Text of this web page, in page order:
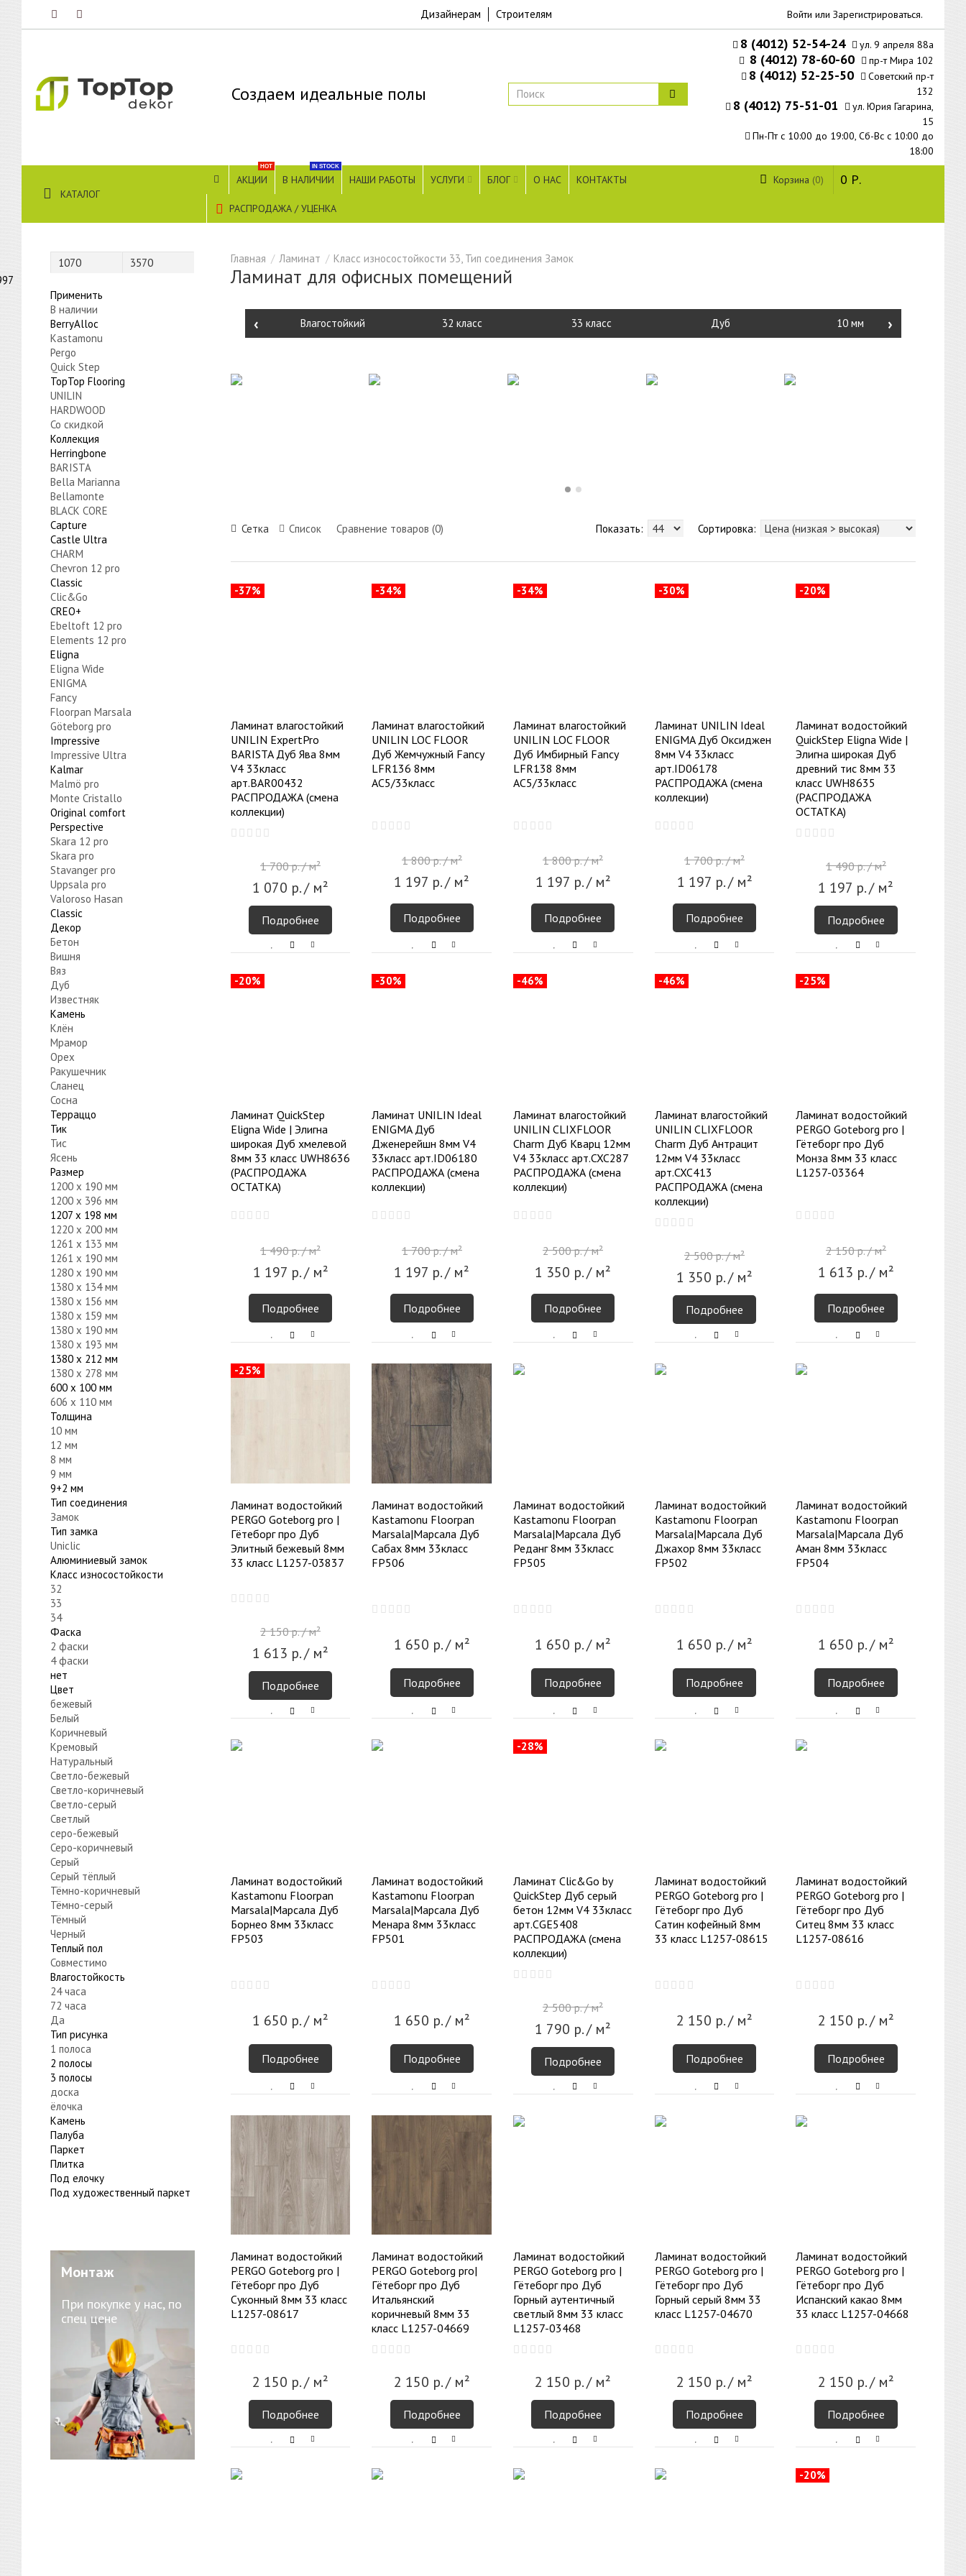
Дизайнерам Строителям Войти или Зарегистрироваться.
Создаем идеальные полы
8 (4012) 52-54-24 ул. 9 апреля 88а
8 (4012) 78-60-60 пр-т Мира 102
8 (4012) 52-25-50
Советский пр-т
132
8 (4012) 75-51-01
ул. Юрия Гагарина,
15
Пн-Пт с 10:00 до 19:00, Сб-Вс с 10:00 до
18:00
КАТАЛОГ
АКЦИИ
HOT
В НАЛИЧИИ
IN STOCK
НАШИ РАБОТЫ УСЛУГИ БЛОГ О НАС КОНТАКТЫ
РАСПРОДАЖА / УЦЕНКА
Корзина 0 0 Р.
Ламинат Класс износостойкости 33, Тип соединения Замок
Ламинат для офисных помещений
‹ Влагостойкий 32 класс 33 класс Дуб 10 мм ›
Сетка Список Сравнение товаров (0) Показать: Сортировка:
Ламинат влагостойкий
UNILIN ExpertPro
BARISTA Дуб Ява 8мм
V4 33класс
арт.BAR00432
РАСПРОДАЖА (смена
коллекции)
1 700р./ м²
1 070 р./ м²
Подробнее
-37%
Ламинат влагостойкий
UNILIN LOC FLOOR
Дуб Жемчужный Fancy
LFR136 8мм
АС5/33класс
1 800р./ м²
1 197 р./ м²
Подробнее
-34%
Ламинат влагостойкий
UNILIN LOC FLOOR
Дуб Имбирный Fancy
LFR138 8мм
АС5/33класс
1 800р./ м²
1 197 р./ м²
Подробнее
-34%
Ламинат UNILIN Ideal
ENIGMA Дуб Оксиджен
8мм V4 33класс
арт.ID06178
РАСПРОДАЖА (смена
коллекции)
1 700р./ м²
1 197 р./ м²
Подробнее
-30%
Ламинат водостойкий
QuickStep Eligna Wide |
Элигна широкая Дуб
древний тис 8мм 33
класс UWH8635
(РАСПРОДАЖА
ОСТАТКА)
1 490р./ м²
1 197 р./ м²
Подробнее
-20%
Ламинат QuickStep
Eligna Wide | Элигна
широкая Дуб хмелевой
8мм 33 класс UWH8636
(РАСПРОДАЖА
ОСТАТКА)
1 490р./ м²
1 197 р./ м²
Подробнее
-20%
Ламинат UNILIN Ideal
ENIGMA Дуб
Дженерейшн 8мм V4
33класс арт.ID06180
РАСПРОДАЖА (смена
коллекции)
1 700р./ м²
1 197 р./ м²
Подробнее
-30%
Ламинат влагостойкий
UNILIN CLIXFLOOR
Charm Дуб Кварц 12мм
V4 33класс арт.CXC287
РАСПРОДАЖА (смена
коллекции)
2 500р./ м²
1 350 р./ м²
Подробнее
-46%
Ламинат влагостойкий
UNILIN CLIXFLOOR
Charm Дуб Антрацит
12мм V4 33класс
арт.CXC413
РАСПРОДАЖА (смена
коллекции)
2 500р./ м²
1 350 р./ м²
Подробнее
-46%
Ламинат водостойкий
PERGO Goteborg pro |
Гётеборг про Дуб
Монза 8мм 33 класс
L1257-03364
2 150р./ м²
1 613 р./ м²
Подробнее
-25%
Ламинат водостойкий
PERGO Goteborg pro |
Гётеборг про Дуб
Элитный бежевый 8мм
33 класс L1257-03837
2 150р./ м²
1 613 р./ м²
Подробнее
-25%
Ламинат водостойкий
Kastamonu Floorpan
Marsala|Марсала Дуб
Сабах 8мм 33класс
FP506
1 650 р./ м²
Подробнее
Ламинат водостойкий
Kastamonu Floorpan
Marsala|Марсала Дуб
Реданг 8мм 33класс
FP505
1 650 р./ м²
Подробнее
Ламинат водостойкий
Kastamonu Floorpan
Marsala|Марсала Дуб
Джахор 8мм 33класс
FP502
1 650 р./ м²
Подробнее
Ламинат водостойкий
Kastamonu Floorpan
Marsala|Марсала Дуб
Аман 8мм 33класс
FP504
1 650 р./ м²
Подробнее
Ламинат водостойкий
Kastamonu Floorpan
Marsala|Марсала Дуб
Борнео 8мм 33класс
FP503
1 650 р./ м²
Подробнее
Ламинат водостойкий
Kastamonu Floorpan
Marsala|Марсала Дуб
Менара 8мм 33класс
FP501
1 650 р./ м²
Подробнее
Ламинат Cliс&Go by
QuickStep Дуб серый
бетон 12мм V4 33класс
арт.CGE5408
РАСПРОДАЖА (смена
коллекции)
2 500р./ м²
1 790 р./ м²
Подробнее
-28%
Ламинат водостойкий
PERGO Goteborg pro |
Гётеборг про Дуб
Сатин кофейный 8мм
33 класс L1257-08615
2 150 р./ м²
Подробнее
Ламинат водостойкий
PERGO Goteborg pro |
Гётеборг про Дуб
Cитец 8мм 33 класс
L1257-08616
2 150 р./ м²
Подробнее
Ламинат водостойкий
PERGO Goteborg pro |
Гётеборг про Дуб
Cуконный 8мм 33 класс
L1257-08617
2 150 р./ м²
Подробнее
Ламинат водостойкий
PERGO Goteborg pro|
Гётеборг про Дуб
Итальянский
коричневый 8мм 33
класс L1257-04669
2 150 р./ м²
Подробнее
Ламинат водостойкий
PERGO Goteborg pro |
Гётеборг про Дуб
Горный аутентичный
светлый 8мм 33 класс
L1257-03468
2 150 р./ м²
Подробнее
Ламинат водостойкий
PERGO Goteborg pro |
Гётеборг про Дуб
Горный серый 8мм 33
класс L1257-04670
2 150 р./ м²
Подробнее
Ламинат водостойкий
PERGO Goteborg pro |
Гётеборг про Дуб
Испанский какао 8мм
33 класс L1257-04668
2 150 р./ м²
Подробнее
-20%
Применить
В наличии
BerryAlloc
Kastamonu
Pergo
Quick Step
TopTop Flooring
UNILIN
HARDWOOD
Со скидкой
Коллекция
Herringbone
BARISTA
Bella Marianna
Bellamonte
BLACK CORE
Capture
Castle Ultra
CHARM
Chevron 12 pro
Classic
Cliс&Go
CREO+
Ebeltoft 12 pro
Elements 12 pro
Eligna
Eligna Wide
ENIGMA
Fancy
Floorpan Marsala
Göteborg pro
Impressive
Impressive Ultra
Kalmar
Malmö pro
Monte Cristallo
Original comfort
Perspective
Skara 12 pro
Skara pro
Stavanger pro
Uppsala pro
Valoroso Hasan
Сlassic
Декор
Бетон
Вишня
Вяз
Дуб
Известняк
Камень
Клён
Мрамор
Орех
Ракушечник
Сланец
Сосна
Терраццо
Тик
Тис
Ясень
Размер
1200 x 190 мм
1200 x 396 мм
1207 x 198 мм
1220 x 200 мм
1261 x 133 мм
1261 x 190 мм
1280 x 190 мм
1380 x 134 мм
1380 x 156 мм
1380 x 159 мм
1380 x 190 мм
1380 x 193 мм
1380 x 212 мм
1380 x 278 мм
600 x 100 мм
606 x 110 мм
Толщина
10 мм
12 мм
8 мм
9 мм
9+2 мм
Тип соединения
Замок
Тип замка
Uniclic
Алюминиевый замок
Класс износостойкости
32
33
34
Фаска
2 фаски
4 фаски
нет
Цвет
бежевый
Белый
Коричневый
Кремовый
Натуральный
Светло-бежевый
Светло-коричневый
Светло-серый
Светлый
серо-бежевый
Серо-коричневый
Серый
Серый тёплый
Тёмно-коричневый
Тёмно-серый
Тёмный
Черный
Теплый пол
Совместимо
Влагостойкость
24 часа
72 часа
Да
Тип рисунка
1 полоса
2 полосы
3 полосы
доска
ёлочка
Камень
Палуба
Паркет
Плитка
Под елочку
Под художественный паркет
Монтаж
При покупке у нас, по
спец цене